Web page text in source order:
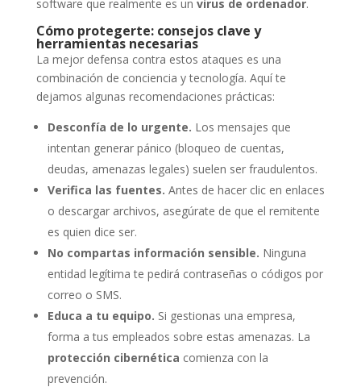
software que realmente es un virus de ordenador.
Cómo protegerte: consejos clave y
herramientas necesarias
La mejor defensa contra estos ataques es una
combinación de conciencia y tecnología. Aquí te
dejamos algunas recomendaciones prácticas:
Desconfía de lo urgente. Los mensajes que
intentan generar pánico (bloqueo de cuentas,
deudas, amenazas legales) suelen ser fraudulentos.
Verifica las fuentes. Antes de hacer clic en enlaces
o descargar archivos, asegúrate de que el remitente
es quien dice ser.
No compartas información sensible. Ninguna
entidad legítima te pedirá contraseñas o códigos por
correo o SMS.
Educa a tu equipo. Si gestionas una empresa,
forma a tus empleados sobre estas amenazas. La
protección cibernética comienza con la
prevención.